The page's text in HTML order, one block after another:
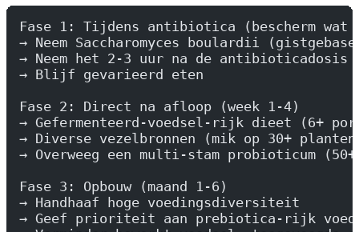
Fase 1: Tijdens antibiotica (bescherm
→ Neem Saccharomyces boulardii
→ Neem het 2-3 uur na de antibioticadosis
→ Blijf gevarieerd eten
Fase 2: Direct na afloop (week 1-4)
→ Gefermenteerd-voedsel-rijk dieet (6+
→ Diverse vezelbronnen (mik op 30+
→ Overweeg een multi-stam probioticum
Fase 3: Opbouw (maand 1-6)
→ Handhaaf hoge voedingsdiversiteit
→ Geef prioriteit aan prebiotica-rijk